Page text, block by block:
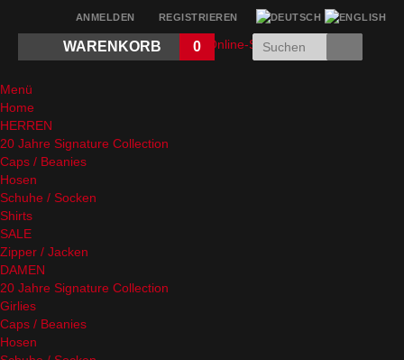
REGISTRIEREN
ANMELDEN
WARENKORB 0
Menü
Home
HERREN
20 Jahre Signature Collection
Caps / Beanies
Hosen
Schuhe / Socken
Shirts
SALE
Zipper / Jacken
DAMEN
20 Jahre Signature Collection
Girlies
Caps / Beanies
Hosen